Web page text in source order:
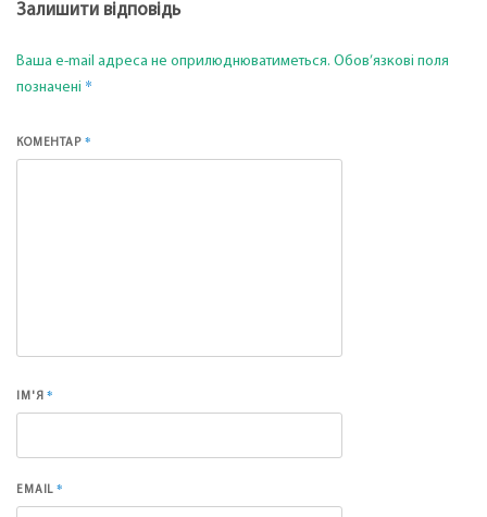
Залишити відповідь
Ваша e-mail адреса не оприлюднюватиметься. Обов’язкові поля
позначені *
КОМЕНТАР *
ІМ'Я*
EMAIL*